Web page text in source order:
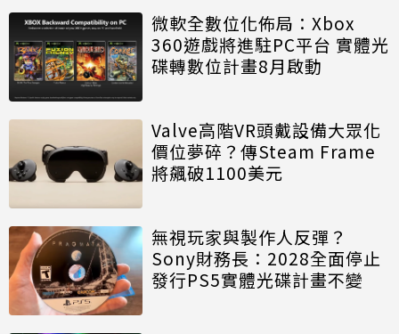
微軟全數位化佈局：Xbox
360遊戲將進駐PC平台 實體光
碟轉數位計畫8月啟動
Valve高階VR頭戴設備大眾化
價位夢碎？傳Steam Frame
將飆破1100美元
無視玩家與製作人反彈？
Sony財務長：2028全面停止
發行PS5實體光碟計畫不變